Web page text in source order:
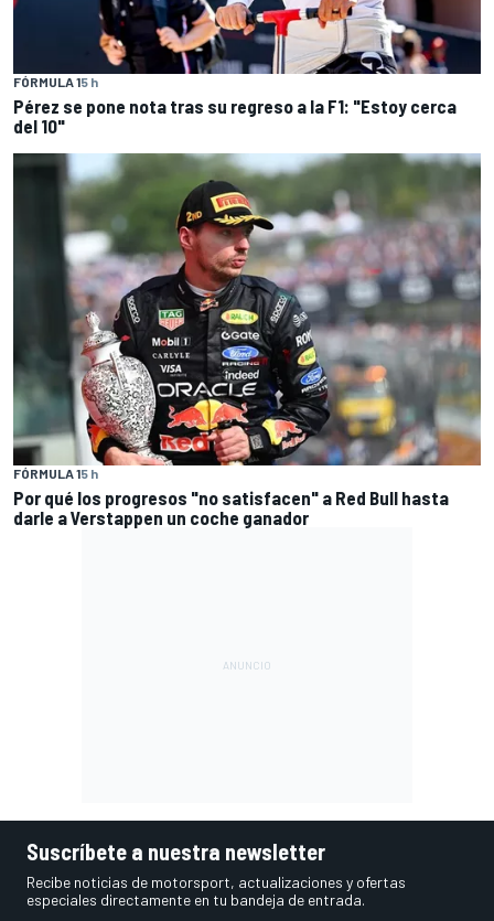
FÓRMULA 15 h
Pérez se pone nota tras su regreso a la F1: "Estoy cerca
del 10"
FÓRMULA 15 h
Por qué los progresos "no satisfacen" a Red Bull hasta
darle a Verstappen un coche ganador
Suscríbete a nuestra newsletter
Recibe noticias de motorsport, actualizaciones y ofertas
especiales directamente en tu bandeja de entrada.